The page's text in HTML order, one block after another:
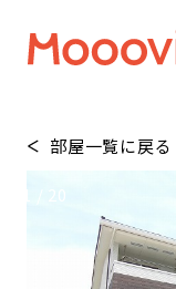
部屋一覧に戻る
1 20